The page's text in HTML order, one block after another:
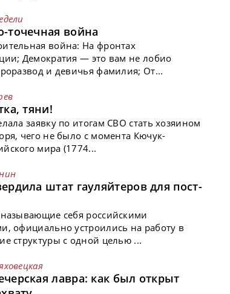
точечная война
война: На фронтах
Демократия — это вам не лобио
и девичья фамилия; От...
тяни!
заявку по итогам СВО стать хозяином
чего не было с момента Кючук-
мира (1774...
штат гауляйтеров для пост-
себя российскими
официально устроились на работу в
структуры с одной целью ...
лавра: как был открыт